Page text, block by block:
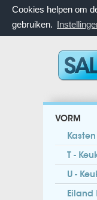
Cookies helpen om
gebruiken.
VORM
Kasten
T -
U -
Eiland